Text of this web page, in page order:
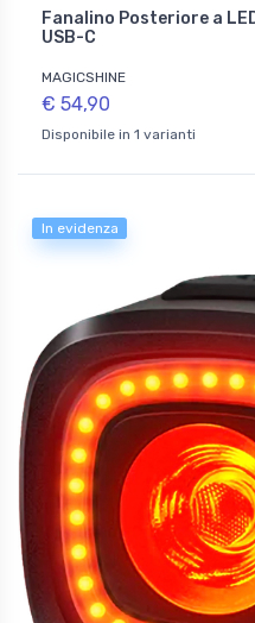
Fanalino Posteriore a
USB-C
MAGICSHINE
€ 54,90
Disponibile in 1 varianti
In evidenza